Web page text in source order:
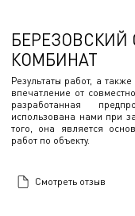
КОМБИНАТ
Результаты работ, а
впечатление от
разработанная
использована нами при
того, она является
работ по объекту.
Смотреть отзыв